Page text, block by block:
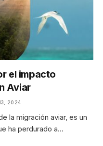
el impacto
Aviar
2024
la migración aviar, es un
ha perdurado a…